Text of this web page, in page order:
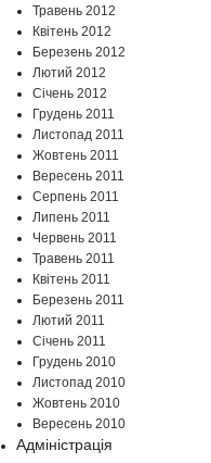
Травень 2012
Квітень 2012
Березень 2012
Лютий 2012
Січень 2012
Грудень 2011
Листопад 2011
Жовтень 2011
Вересень 2011
Серпень 2011
Липень 2011
Червень 2011
Травень 2011
Квітень 2011
Березень 2011
Лютий 2011
Січень 2011
Грудень 2010
Листопад 2010
Жовтень 2010
Вересень 2010
Адміністрація